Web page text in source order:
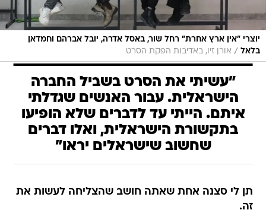
יוצרי "אין ארץ אחרת" רחל שור, באסל אדרה, יובל אברהם וחמדאן
בלאל / אורן זיו, באדיבות הפקת הסרט
"עשיתי את הסרט בשביל החברה
הישראלית. עבור האנשים שגדלתי
איתם. הייתי עד לדברים שלא הופיעו
בתקשורת הישראלית, ואלו דברים
שחשוב שישראלים יראו"
תן לי סצנה אחת שאתה חושב שהצליחה לעשות את
זה.